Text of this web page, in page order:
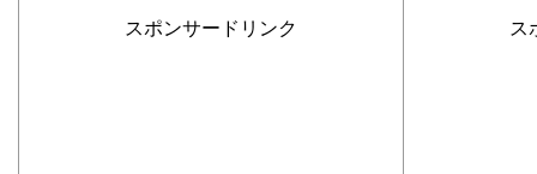
スポンサードリンク ス